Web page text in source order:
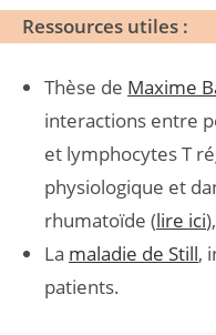
Ressources utiles :
Thèse de Maxime
interactions entre
et lymphocytes T
physiologique et
rhumatoïde (lire ici),
La maladie de Still,
patients.